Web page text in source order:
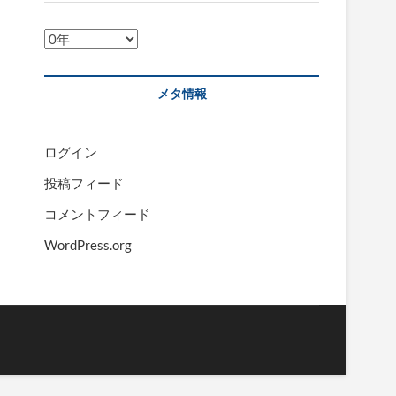
ア
カ
ブ
メタ情報
ログイン
投稿フィード
コメントフィード
WordPress.org